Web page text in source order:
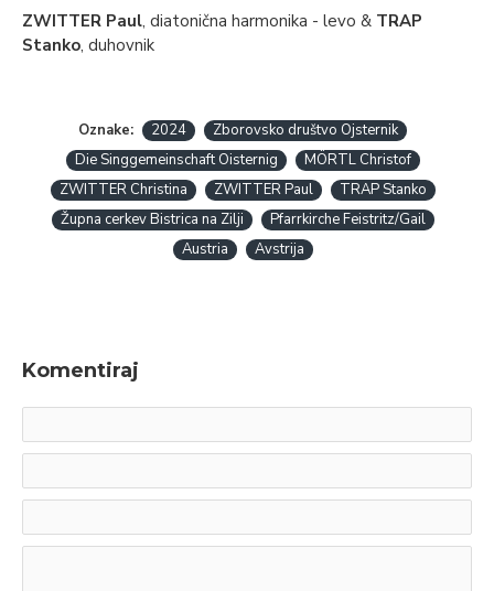
ZWITTER Paul, diatonična harmonika - levo & TRAP
Stanko, duhovnik
Oznake: 2024
Zborovsko društvo Ojsternik
Die Singgemeinschaft Oisternig
MÖRTL Christof
ZWITTER Christina
ZWITTER Paul
TRAP Stanko
Župna cerkev Bistrica na Zilji
Pfarrkirche Feistritz/Gail
Austria
Avstrija
Komentiraj